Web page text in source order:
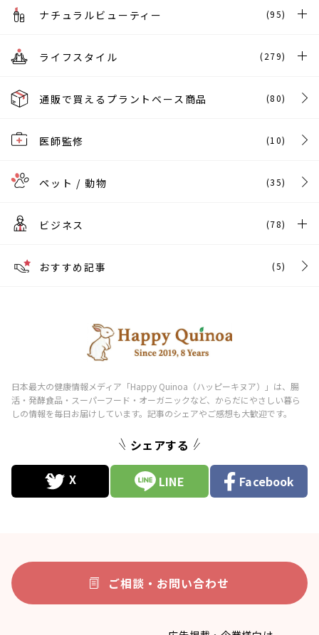
ナチュラルビューティー (95)
ライフスタイル (279)
通販で買えるプラントベース商品 (80)
医師監修 (10)
ペット / 動物 (35)
ビジネス (78)
おすすめ記事 (5)
シェアする
LINE Facebook
ご相談・お問い合わせ